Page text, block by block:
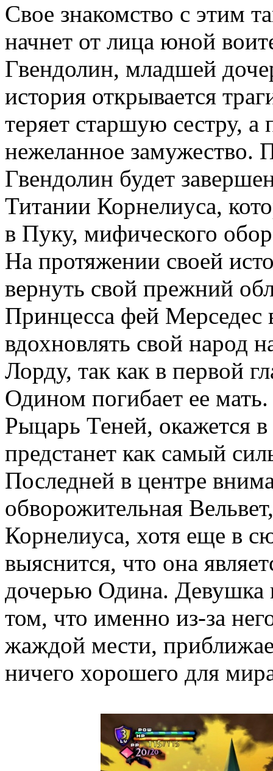
Свое знакомство с этим
начнет от лица юной
Гвендолин, младшей
история открывается
теряет старшую сестру, а
нежеланное замужество.
Гвендолин будет
Титании Корнелиуса,
в Пуку, мифического
На протяжении своей
вернуть свой прежний
Принцесса фей Мерседес
вдохновлять свой народ
Лорду, так как в первой
Одином погибает ее
Рыцарь Теней, окажется
предстанет как самый
Последней в центре
обворожительная
Корнелиуса, хотя еще в
выяснится, что она
дочерью Одина. Девушка
том, что именно из-за
жаждой мести,
ничего хорошего для